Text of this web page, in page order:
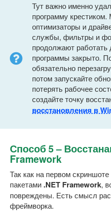
Тут важно именно
программу
оптимизаторы и
службы, фильтры и
продолжают работать
программы закрыто.
обязательно
потом запускайте
потерять рабочее
создайте точку
восстановления в
Способ 5 –
Framework
Так как на первом
пакетами .NET Framework,
повреждены. Есть смысл
фреймворка.